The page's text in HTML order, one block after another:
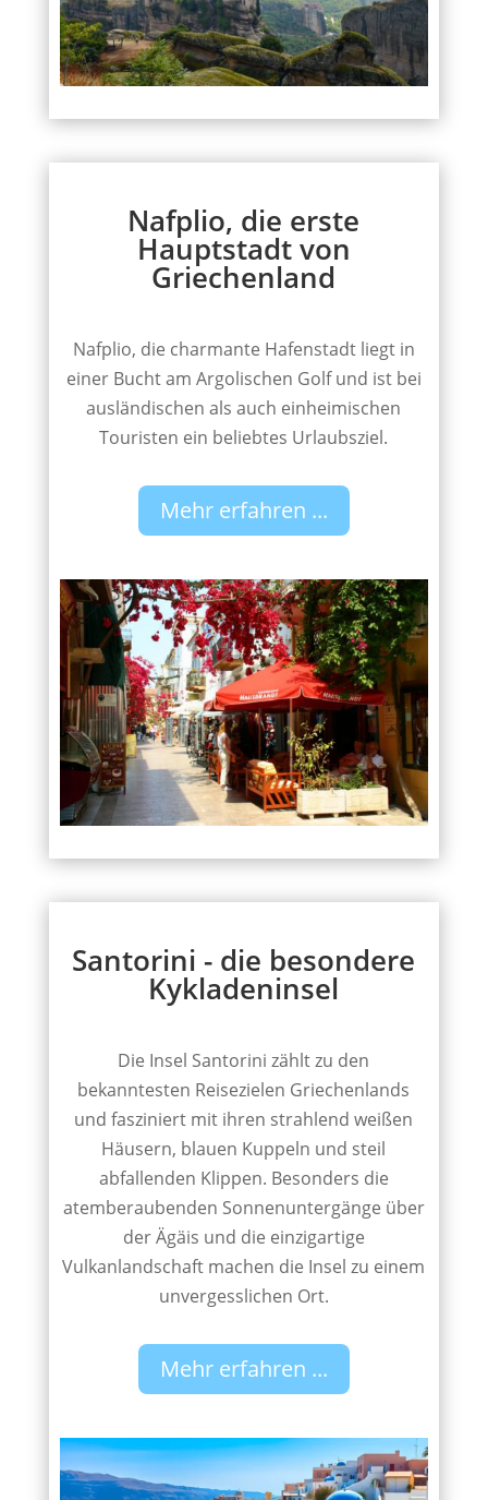
Nafplio, die erste
Hauptstadt von
Griechenland
Nafplio, die charmante Hafenstadt liegt in
einer Bucht am Argolischen Golf und ist bei
ausländischen als auch einheimischen
Touristen ein beliebtes Urlaubsziel.
Mehr erfahren ...
Santorini - die besondere
Kykladeninsel
Die Insel Santorini zählt zu den
bekanntesten Reisezielen Griechenlands
und fasziniert mit ihren strahlend weißen
Häusern, blauen Kuppeln und steil
abfallenden Klippen. Besonders die
atemberaubenden Sonnenuntergänge über
der Ägäis und die einzigartige
Vulkanlandschaft machen die Insel zu einem
unvergesslichen Ort.
Mehr erfahren ...